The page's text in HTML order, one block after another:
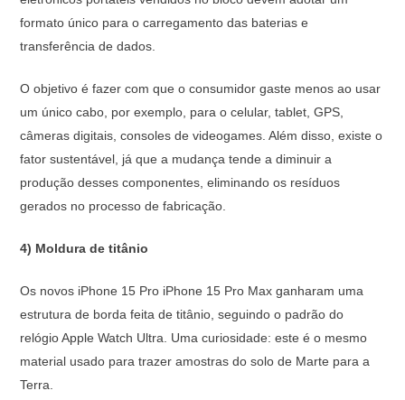
formato único para o carregamento das baterias e
transferência de dados.
O objetivo é fazer com que o consumidor gaste menos ao usar
um único cabo, por exemplo, para o celular, tablet, GPS,
câmeras digitais, consoles de videogames. Além disso, existe o
fator sustentável, já que a mudança tende a diminuir a
produção desses componentes, eliminando os resíduos
gerados no processo de fabricação.
4) Moldura de titânio
Os novos iPhone 15 Pro iPhone 15 Pro Max ganharam uma
estrutura de borda feita de titânio, seguindo o padrão do
relógio Apple Watch Ultra. Uma curiosidade: este é o mesmo
material usado para trazer amostras do solo de Marte para a
Terra.